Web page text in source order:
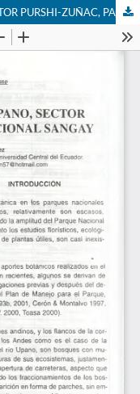
ETNOBOTÁNICA DEL RÍO UPANO, SECTOR PURSHI-ZUÑAC, PARQUE NACIONAL SANGAY